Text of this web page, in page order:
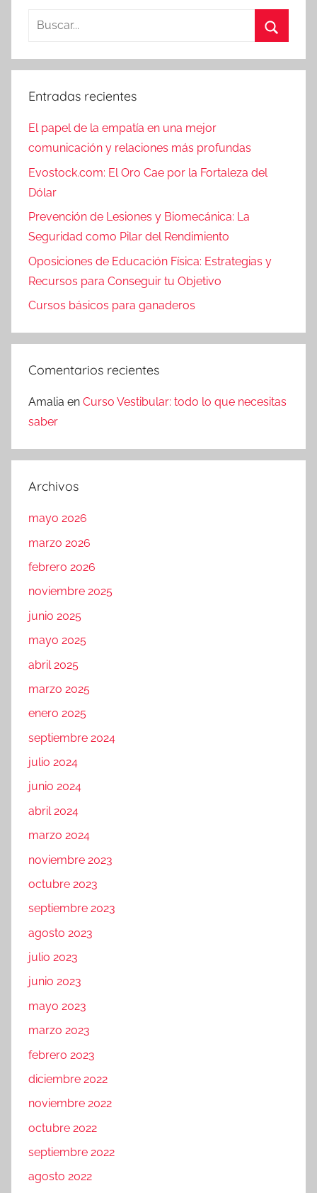
Entradas recientes
El papel de la empatía en una mejor
comunicación y relaciones más profundas
Evostock.com: El Oro Cae por la Fortaleza del
Dólar
Prevención de Lesiones y Biomecánica: La
Seguridad como Pilar del Rendimiento
Oposiciones de Educación Física: Estrategias y
Recursos para Conseguir tu Objetivo
Cursos básicos para ganaderos
Comentarios recientes
Amalia en Curso Vestibular: todo lo que necesitas
saber
Archivos
mayo 2026
marzo 2026
febrero 2026
noviembre 2025
junio 2025
mayo 2025
abril 2025
marzo 2025
enero 2025
septiembre 2024
julio 2024
junio 2024
abril 2024
marzo 2024
noviembre 2023
octubre 2023
septiembre 2023
agosto 2023
julio 2023
junio 2023
mayo 2023
marzo 2023
febrero 2023
diciembre 2022
noviembre 2022
octubre 2022
septiembre 2022
agosto 2022